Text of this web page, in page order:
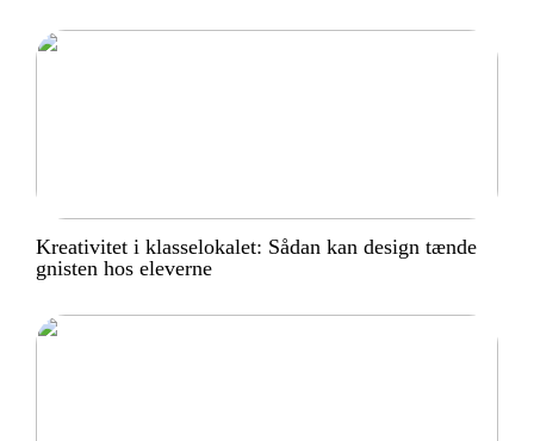
Kreativitet i klasselokalet: Sådan kan design tænde
gnisten hos eleverne